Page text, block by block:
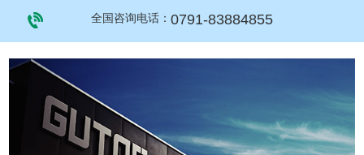
全国咨询电话： 0791-83884855